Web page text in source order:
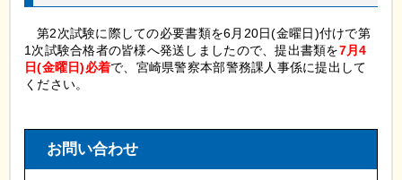
第2次試験に際しての必要書類を6月20日(金曜日)付けで第
1次試験合格者の皆様へ発送しましたので、提出書類を7月4
日(金曜日)必着で、宮崎県警察本部警務課人事係に提出して
ください。
お問い合わせ